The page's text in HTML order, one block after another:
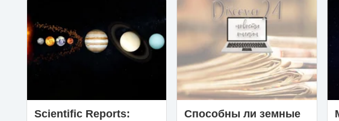
Scientific Reports:
Способны ли земные